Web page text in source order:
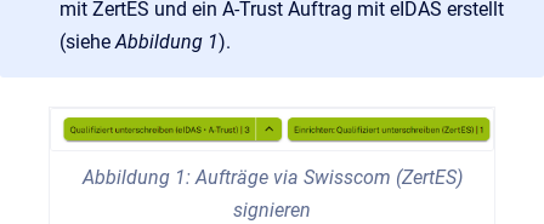
mit ZertES und ein A-Trust Auftrag mit eIDAS erstellt
(sieheAbbildung 1).
Abbildung 1: Aufträge via Swisscom (ZertES)
signieren